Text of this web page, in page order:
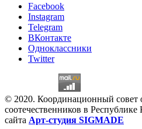
Facebook
Instagram
Telegram
ВКонтакте
Одноклассники
Twitter
© 2020. Координационный совет
соотечественников в Республике
сайта Арт-студия SIGMADE